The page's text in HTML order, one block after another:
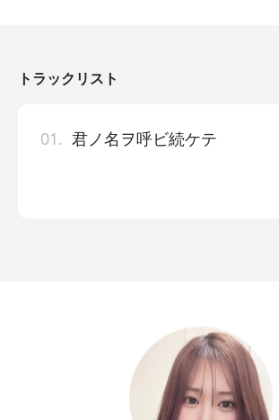
トラックリスト
01. 君ノ名ヲ呼ビ続ケテ